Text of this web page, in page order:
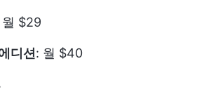
월 $29
디션: 월 $40